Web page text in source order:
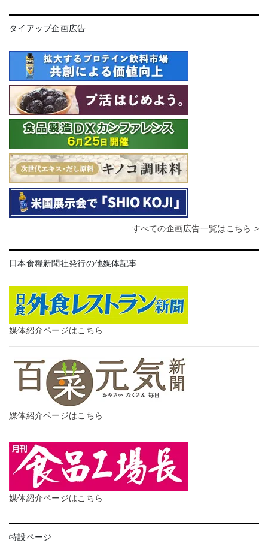
タイアップ企画広告
すべての企画広告一覧はこちら >
日本食糧新聞社発行の他媒体記事
媒体紹介ページはこちら
媒体紹介ページはこちら
媒体紹介ページはこちら
特設ページ